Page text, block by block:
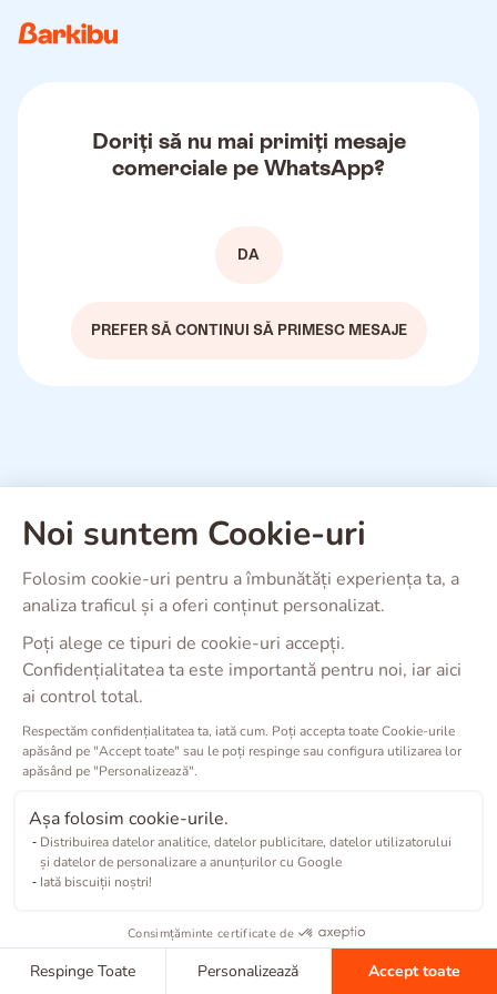
Noi suntem Cookie-uri
Folosim cookie-uri pentru a îmbunătăți experiența ta, a
analiza traficul și a oferi conținut personalizat.
Poți alege ce tipuri de cookie-uri accepți.
Confidențialitatea ta este importantă pentru noi, iar aici
ai control total.
Respectăm confidențialitatea ta, iată cum. Poți accepta toate Cookie-urile
apăsând pe "Accept toate" sau le poți respinge sau configura utilizarea lor
apăsând pe "Personalizează".
Așa folosim cookie-urile.
Distribuirea datelor analitice, datelor publicitare, datelor utilizatorului
și datelor de personalizare a anunțurilor cu Google
Iată biscuiții noștri!
Consimțăminte certificate de
Respinge Toate Personalizează Accept toate
Doriți să nu mai primiți mesaje
comerciale pe WhatsApp?
DA
PREFER SĂ CONTINUI SĂ PRIMESC MESAJE
Copyright ©2026Barkibu